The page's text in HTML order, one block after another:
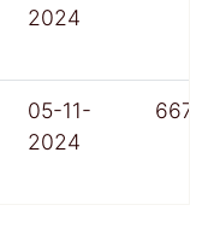
2024
05-11-
2024
667